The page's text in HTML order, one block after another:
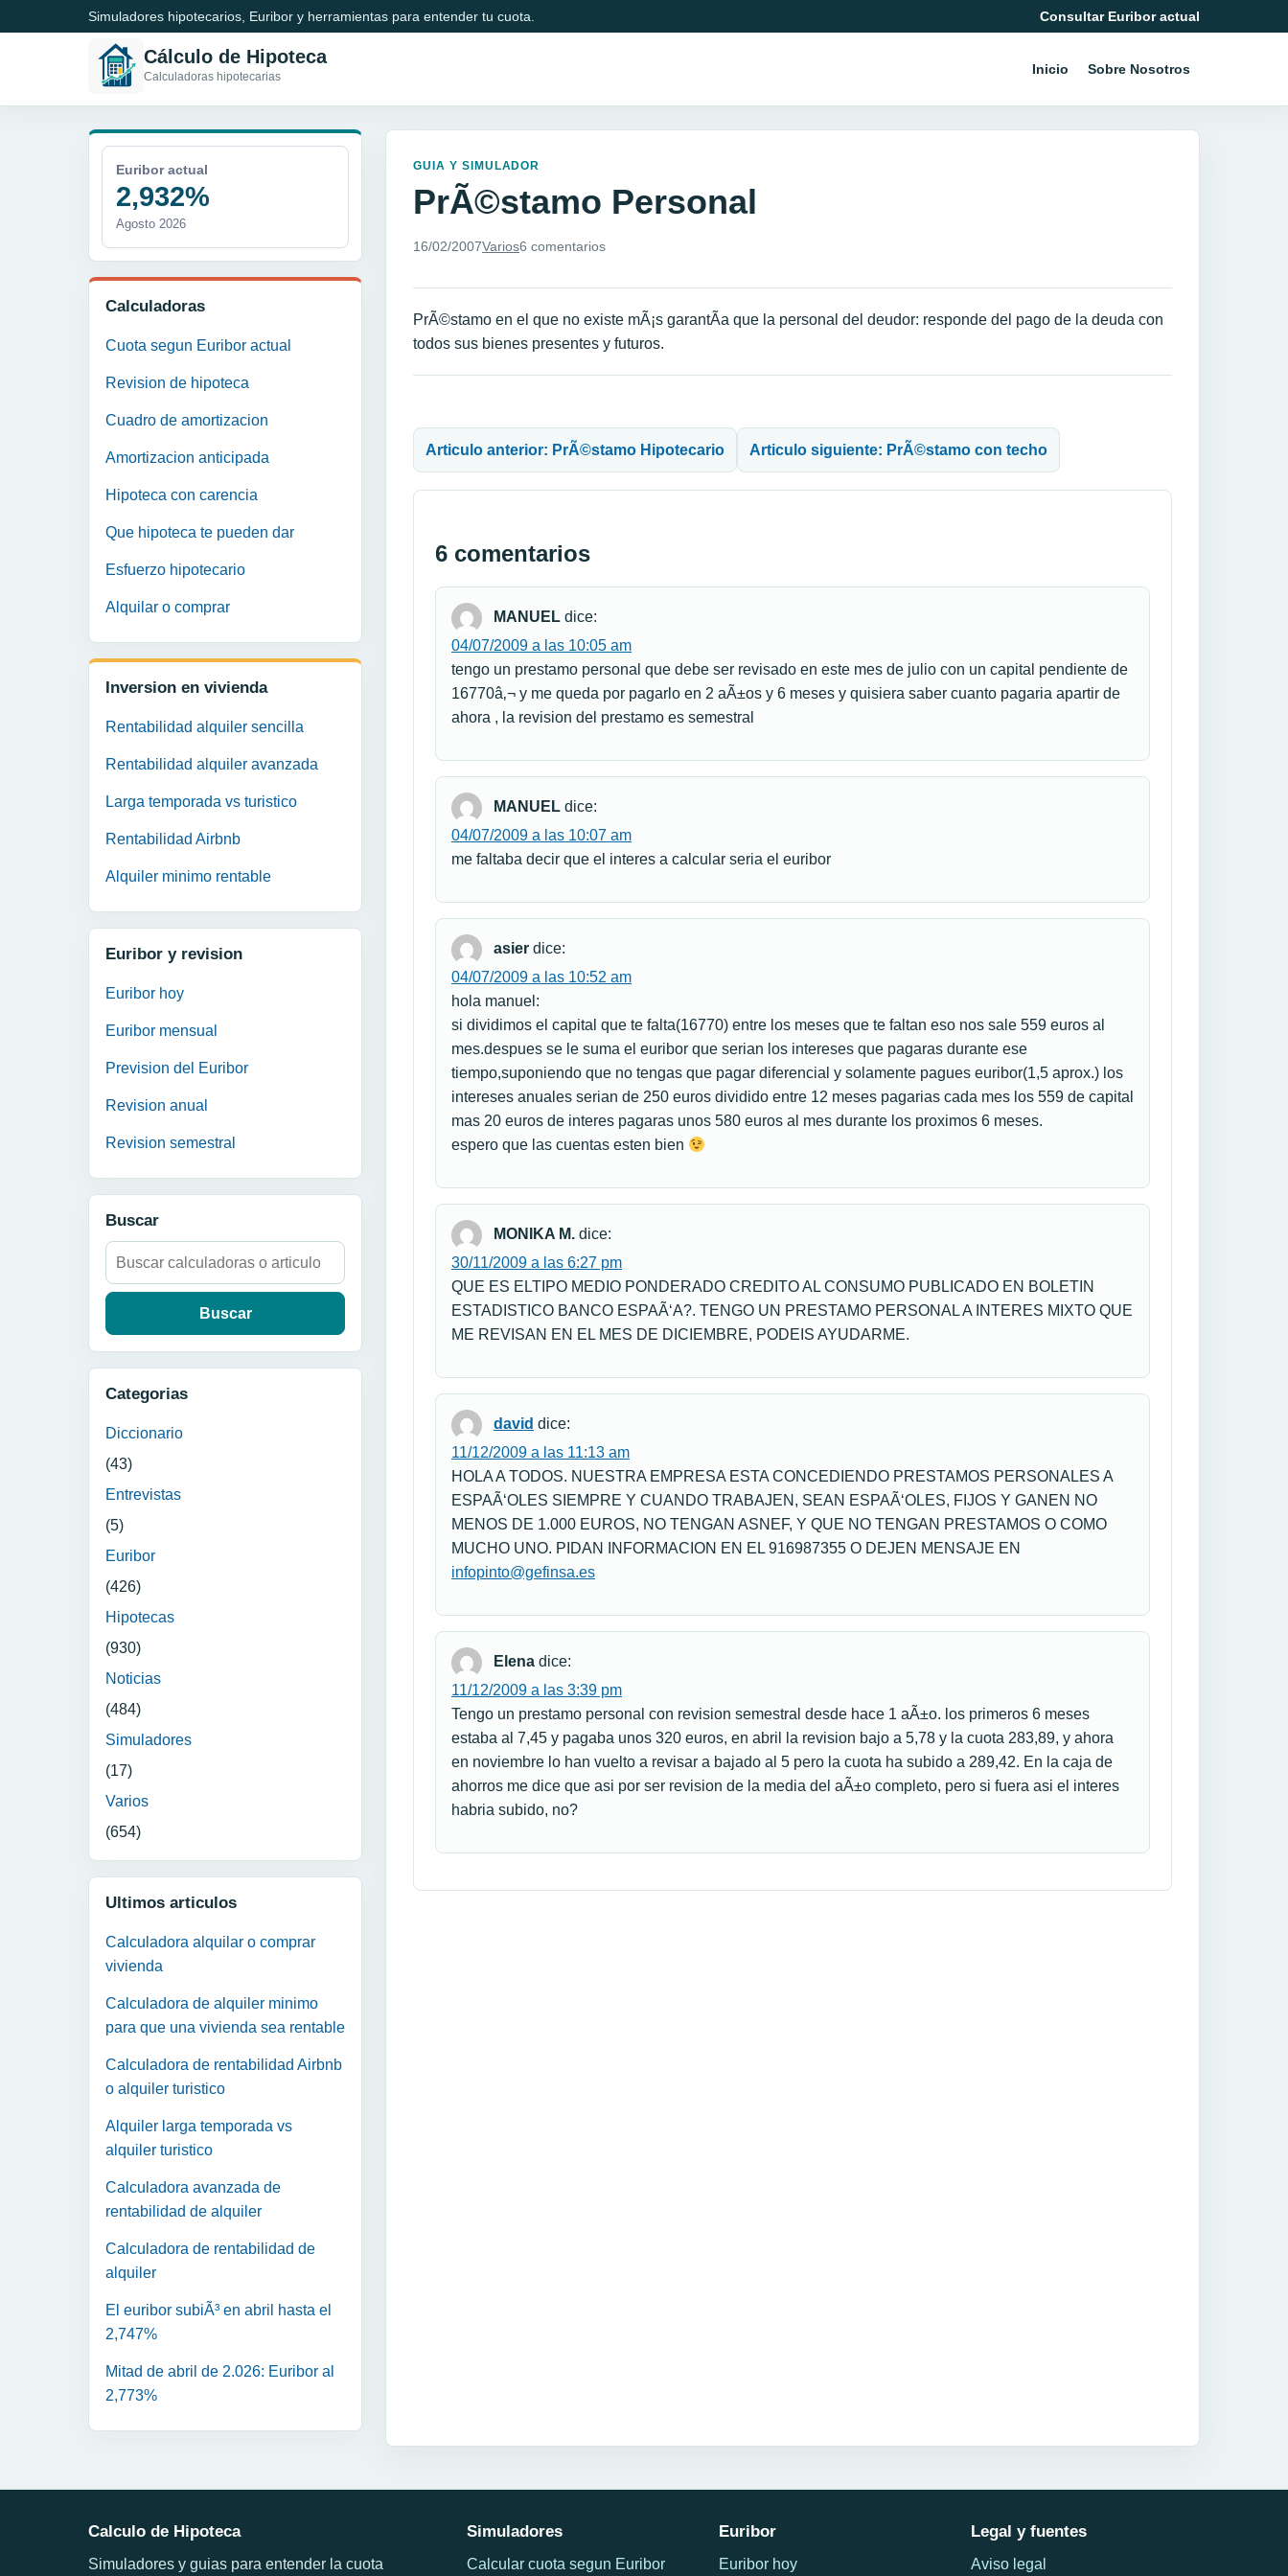
Simuladores hipotecarios, Euribor y herramientas para entender tu cuota. Consultar Euribor actual
Cálculo de Hipoteca
Calculadoras hipotecarias Inicio Sobre Nosotros
Euribor actual
2,932%
Agosto 2026
Calculadoras
Cuota segun Euribor actual
Revision de hipoteca
Cuadro de amortizacion
Amortizacion anticipada
Hipoteca con carencia
Que hipoteca te pueden dar
Esfuerzo hipotecario
Alquilar o comprar
Inversion en vivienda
Rentabilidad alquiler sencilla
Rentabilidad alquiler avanzada
Larga temporada vs turistico
Rentabilidad Airbnb
Alquiler minimo rentable
Euribor y revision
Euribor hoy
Euribor mensual
Prevision del Euribor
Revision anual
Revision semestral
Buscar
Buscar:
Categorias
Diccionario
(43)
Entrevistas
(5)
Euribor
(426)
Hipotecas
(930)
Noticias
(484)
Simuladores
(17)
Varios
(654)
Ultimos articulos
Calculadora alquilar o comprar
vivienda
Calculadora de alquiler minimo
para que una vivienda sea rentable
Calculadora de rentabilidad Airbnb
o alquiler turistico
Alquiler larga temporada vs
alquiler turistico
Calculadora avanzada de
rentabilidad de alquiler
Calculadora de rentabilidad de
alquiler
El euribor subiÃ³ en abril hasta el
2,747%
Mitad de abril de 2.026: Euribor al
2,773%
GUIA Y SIMULADOR
PrÃ©stamo Personal
16/02/2007Varios6 comentarios
PrÃ©stamo en el que no existe mÃ¡s garantÃ­a que la personal del deudor: responde del pago de la deuda con
todos sus bienes presentes y futuros.
Articulo anterior: PrÃ©stamo Hipotecario Articulo siguiente: PrÃ©stamo con techo
6 comentarios
MANUEL dice:
04/07/2009 a las 10:05 am
tengo un prestamo personal que debe ser revisado en este mes de julio con un capital pendiente de
16770â‚¬ y me queda por pagarlo en 2 aÃ±os y 6 meses y quisiera saber cuanto pagaria apartir de
ahora , la revision del prestamo es semestral
MANUEL dice:
04/07/2009 a las 10:07 am
me faltaba decir que el interes a calcular seria el euribor
asier dice:
04/07/2009 a las 10:52 am
hola manuel:
si dividimos el capital que te falta(16770) entre los meses que te faltan eso nos sale 559 euros al
mes.despues se le suma el euribor que serian los intereses que pagaras durante ese
tiempo,suponiendo que no tengas que pagar diferencial y solamente pagues euribor(1,5 aprox.) los
intereses anuales serian de 250 euros dividido entre 12 meses pagarias cada mes los 559 de capital
mas 20 euros de interes pagaras unos 580 euros al mes durante los proximos 6 meses.
espero que las cuentas esten bien
MONIKA M. dice:
30/11/2009 a las 6:27 pm
QUE ES ELTIPO MEDIO PONDERADO CREDITO AL CONSUMO PUBLICADO EN BOLETIN
ESTADISTICO BANCO ESPAÃ‘A?. TENGO UN PRESTAMO PERSONAL A INTERES MIXTO QUE
ME REVISAN EN EL MES DE DICIEMBRE, PODEIS AYUDARME.
david dice:
11/12/2009 a las 11:13 am
HOLA A TODOS. NUESTRA EMPRESA ESTA CONCEDIENDO PRESTAMOS PERSONALES A
ESPAÃ‘OLES SIEMPRE Y CUANDO TRABAJEN, SEAN ESPAÃ‘OLES, FIJOS Y GANEN NO
MENOS DE 1.000 EUROS, NO TENGAN ASNEF, Y QUE NO TENGAN PRESTAMOS O COMO
MUCHO UNO. PIDAN INFORMACION EN EL 916987355 O DEJEN MENSAJE EN
infopinto@gefinsa.es
Elena dice:
11/12/2009 a las 3:39 pm
Tengo un prestamo personal con revision semestral desde hace 1 aÃ±o. los primeros 6 meses
estaba al 7,45 y pagaba unos 320 euros, en abril la revision bajo a 5,78 y la cuota 283,89, y ahora
en noviembre lo han vuelto a revisar a bajado al 5 pero la cuota ha subido a 289,42. En la caja de
ahorros me dice que asi por ser revision de la media del aÃ±o completo, pero si fuera asi el interes
habria subido, no?
Calculo de Hipoteca
Simuladores y guias para entender la cuota
Simuladores
Calcular cuota segun Euribor
Euribor
Euribor hoy
Legal y fuentes
Aviso legal